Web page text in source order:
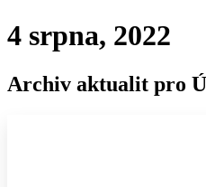
4 srpna, 2022
Archiv aktualit pro